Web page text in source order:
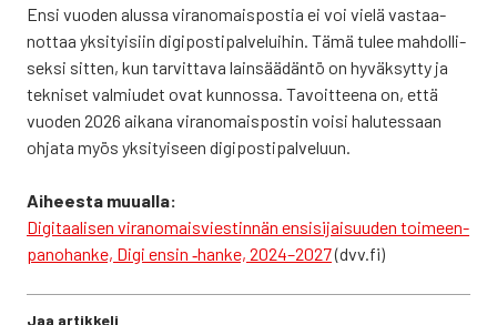
Ensi vuo­den alus­sa viran­omais­pos­tia ei voi vie­lä vas­taa­
not­taa yksi­tyi­siin digi­pos­ti­pal­ve­lui­hin. Tämä tulee mah­dol­li­
sek­si sit­ten, kun tar­vit­ta­va lain­sää­dän­tö on hyväk­syt­ty ja
tek­ni­set val­miu­det ovat kun­nos­sa. Tavoit­tee­na on, että
vuo­den 2026 aika­na viran­omais­pos­tin voi­si halu­tes­saan
ohja­ta myös yksi­tyi­seen digi­pos­ti­pal­ve­luun.
Aihees­ta muu­al­la:
Digi­taa­li­sen viran­omais­vies­tin­nän ensi­si­jai­suu­den toi­meen­
pa­no­han­ke, Digi ensin ‑han­ke, 2024–2027(dvv.fi)
Jaa artikkeli